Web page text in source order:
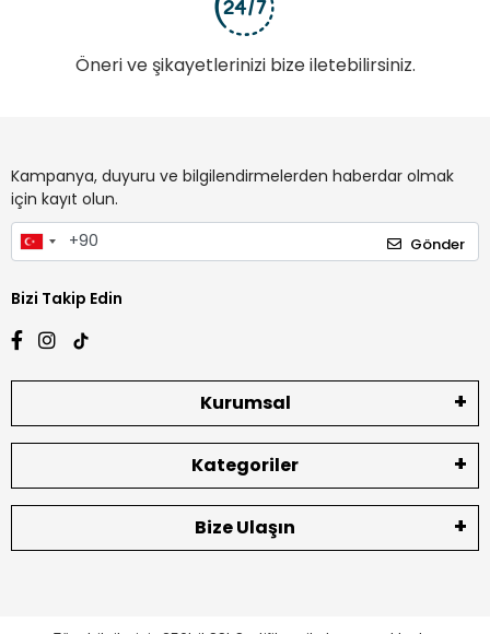
Öneri ve şikayetlerinizi bize iletebilirsiniz.
Kampanya, duyuru ve bilgilendirmelerden haberdar olmak
için kayıt olun.
Gönder
Bizi Takip Edin
Kurumsal
Kategoriler
Bize Ulaşın